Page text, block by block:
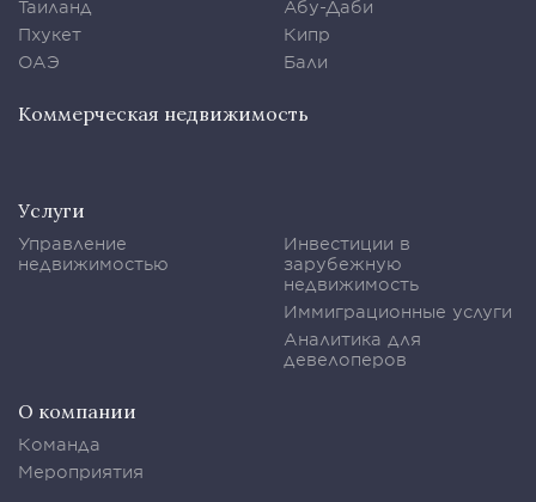
Таиланд
Пхукет
ОАЭ
Абу-Даби
Кипр
Бали
Коммерческая недвижимость
Услуги
Управление
недвижимостью
Инвестиции в
зарубежную
недвижимость
Иммиграционные услуги
Аналитика для
девелоперов
О компании
Команда
Мероприятия